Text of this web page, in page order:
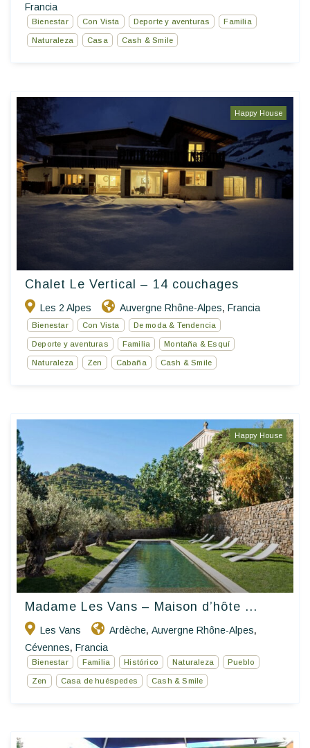
Francia
Bienestar Con Vista Deporte y aventuras Familia
Naturaleza Casa Cash & Smile
Happy House
Chalet Le Vertical – 14 couchages
Les 2 Alpes Auvergne Rhône-Alpes, Francia
Bienestar Con Vista De moda & Tendencia
Deporte y aventuras Familia Montaña & Esquí
Naturaleza Zen Cabaña Cash & Smile
Happy House
Madame Les Vans – Maison d’hôte ...
Les Vans Ardèche, Auvergne Rhône-Alpes,
Cévennes, Francia
Bienestar Familia Histórico Naturaleza Pueblo
Zen Casa de huéspedes Cash & Smile